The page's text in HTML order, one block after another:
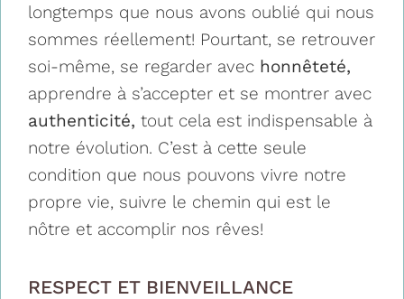
longtemps que nous avons oublié qui nous
sommes réellement! Pourtant, se retrouver
soi-même, se regarder avec honnêteté,
apprendre à s’accepter et se montrer avec
authenticité, tout cela est indispensable à
notre évolution. C’est à cette seule
condition que nous pouvons vivre notre
propre vie, suivre le chemin qui est le
nôtre et accomplir nos rêves!
RESPECT ET BIENVEILLANCE